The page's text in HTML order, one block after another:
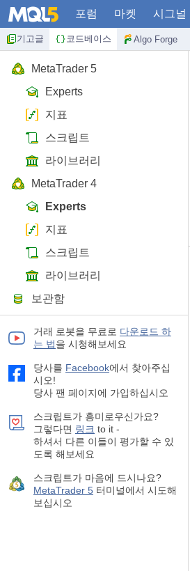
포럼 마켓 시그널
기고글 코드베이스 Algo Forge
MetaTrader 5
Experts
지표
스크립트
라이브러리
MetaTrader 4
Experts
지표
스크립트
라이브러리
보관함
거래 로봇을 무료로 다운로드 하
는 법을 시청해보세요
당사를 Facebook에서 찾아주십
시오!
당사 팬 페이지에 가입하십시오
스크립트가 흥미로우신가요?
그렇다면 링크 to it -
하셔서 다른 이들이 평가할 수 있
도록 해보세요
스크립트가 마음에 드시나요?
MetaTrader 5 터미널에서 시도해
보십시오